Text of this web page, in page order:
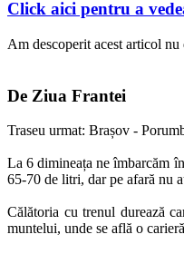
Click aici pentru a
Am descoperit acest articol
De Ziua Frantei
Traseu urmat: Brașov -
La 6 dimineața ne îmbarcăm
65-70 de litri, dar pe afară nu
Călătoria cu trenul durează
muntelui, unde se află o